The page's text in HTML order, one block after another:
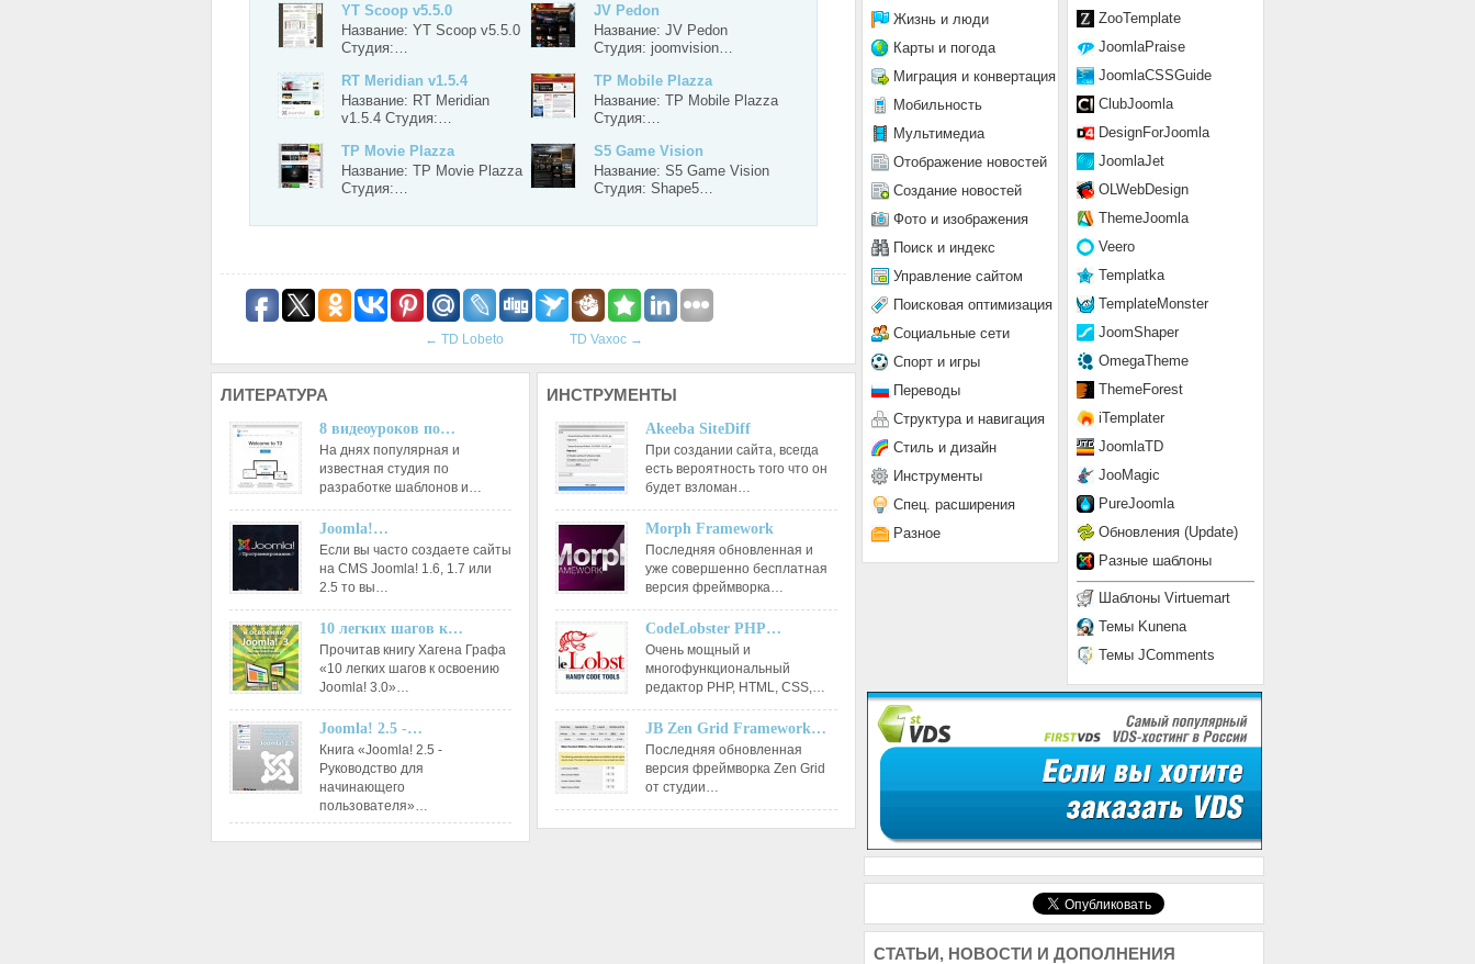
YT Scoop v5.5.0
Название: YT Scoop v5.5.0
Студия:…
JV Pedon
Название: JV Pedon
Студия: joomvision…
RT Meridian v1.5.4
Название: RT Meridian
v1.5.4 Студия:…
TP Mobile Plazza
Название: TP Mobile Plazza
Студия:…
TP Movie Plazza
Название: TP Movie Plazza
Студия:…
S5 Game Vision
Название: S5 Game Vision
Студия: Shape5…
← TD Lobeto TD Vaxoc →
ЛИТЕРАТУРА
8 видеоуроков по…
На днях популярная и
известная студия по
разработке шаблонов и…
Joomla!…
Если вы часто создаете сайты
на CMS Joomla! 1.6, 1.7 или
2.5 то вы…
10 легких шагов к…
Прочитав книгу Хагена Графа
«10 легких шагов к освоению
Joomla! 3.0»…
Joomla! 2.5 -…
Книга «Joomla! 2.5 -
Руководство для
начинающего
пользователя»…
ИНСТРУМЕНТЫ
Akeeba SiteDiff
При создании сайта, всегда
есть вероятность того что он
будет взломан…
Morph Framework
Последняя обновленная и
уже совершенно бесплатная
версия фреймворка…
CodeLobster PHP…
Очень мощный и
многофункциональный
редактор РНР, HTML, CSS,…
JB Zen Grid Framework…
Последняя обновленная
версия фреймворка Zen Grid
от студии…
ZooTemplate
JoomlaPraise
JoomlaCSSGuide
ClubJoomla
DesignForJoomla
JoomlaJet
OLWebDesign
ThemeJoomla
Veero
Templatka
TemplateMonster
JoomShaper
OmegaTheme
ThemeForest
iTemplater
JoomlaTD
JooMagic
PureJoomla
Обновления (Update)
Разные шаблоны
Шаблоны Virtuemart
Темы Kunena
Темы JComments
Жизнь и люди
Карты и погода
Миграция и конвертация
Мобильность
Мультимедиа
Отображение новостей
Создание новостей
Фото и изображения
Поиск и индекс
Управление сайтом
Поисковая оптимизация
Социальные сети
Спорт и игры
Переводы
Структура и навигация
Стиль и дизайн
Инструменты
Спец. расширения
Разное
СТАТЬИ, НОВОСТИ И ДОПОЛНЕНИЯ